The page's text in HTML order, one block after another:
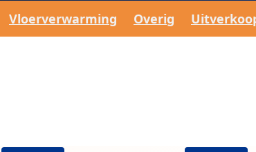
Vloerverwarming Overig